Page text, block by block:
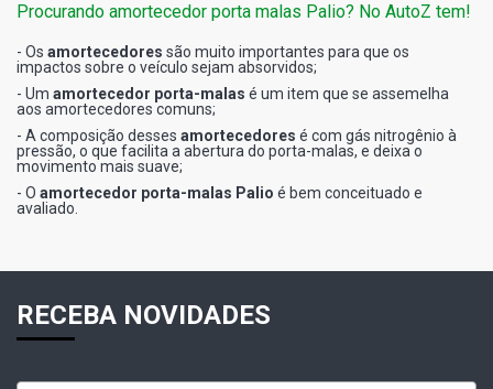
Procurando amortecedor porta malas Palio? No AutoZ tem!
- Os amortecedores são muito importantes para que os
impactos sobre o veículo sejam absorvidos;
- Um amortecedor porta-malas é um item que se assemelha
aos amortecedores comuns;
- A composição desses amortecedores é com gás nitrogênio à
pressão, o que facilita a abertura do porta-malas, e deixa o
movimento mais suave;
- O amortecedor porta-malas Palio é bem conceituado e
avaliado.
RECEBA NOVIDADES